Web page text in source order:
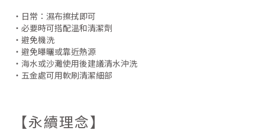
・日常：濕布擦拭即可
・必要時可搭配溫和清潔劑
・避免機洗
・避免曝曬或靠近熱源
・海水或沙灘使用後建議清水沖洗
・五金處可用軟刷清潔細部
【永續理念】